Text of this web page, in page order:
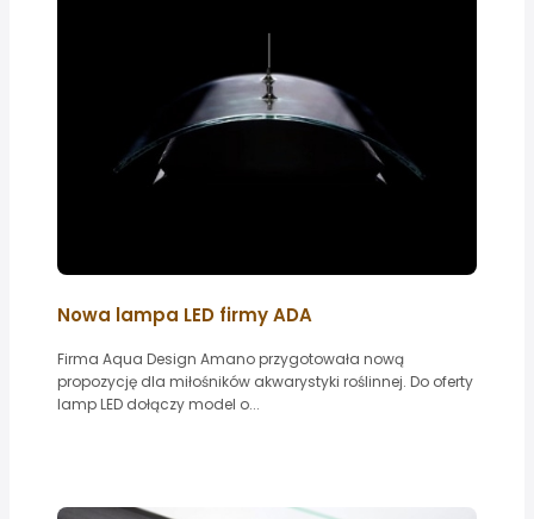
Nowa lampa LED firmy ADA
Firma Aqua Design Amano przygotowała nową
propozycję dla miłośników akwarystyki roślinnej. Do oferty
lamp LED dołączy model o...